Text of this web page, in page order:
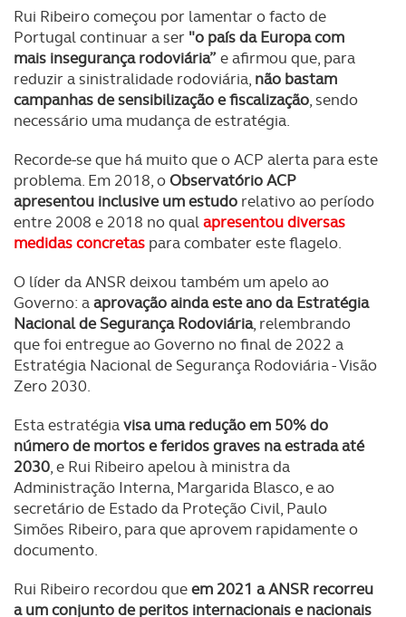
Rui Ribeiro começou por lamentar o facto de
Portugal continuar a ser "o país da Europa com
mais insegurança rodoviária” e afirmou que, para
reduzir a sinistralidade rodoviária, não bastam
campanhas de sensibilização e fiscalização, sendo
necessário uma mudança de estratégia.
Recorde-se que há muito que o ACP alerta para este
problema. Em 2018, oObservatório ACP
apresentou inclusive um estudo relativo ao período
entre 2008 e 2018 no qualapresentou diversas
medidas concretas para combater este flagelo.
O líder da ANSR deixou também um apelo ao
Governo: aaprovação ainda este ano da Estratégia
Nacional de Segurança Rodoviária, relembrando
que foi entregue ao Governo no final de 2022 a
Estratégia Nacional de Segurança Rodoviária - Visão
Zero 2030.
Esta estratégiavisa uma redução em 50% do
número de mortos e feridos graves na estrada até
2030, e Rui Ribeiro apelou à ministra da
Administração Interna, Margarida Blasco, e ao
secretário de Estado da Proteção Civil, Paulo
Simões Ribeiro, para que aprovem rapidamente o
documento.
Rui Ribeiro recordou queem 2021 a ANSR recorreu
a um conjunto de peritos internacionais e nacionais